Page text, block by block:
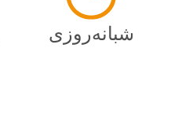
شبانه‌روزی